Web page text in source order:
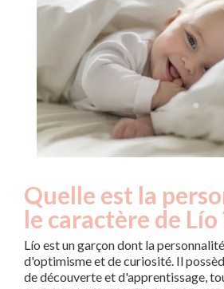
Quelle est la
le caractère de Lío
Lío est un garçon dont la
d'optimisme et de curiosité. Il
de découverte et d'apprentissage,